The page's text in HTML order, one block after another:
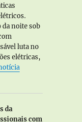
da noite sob
luta no
elétricas,
da
com